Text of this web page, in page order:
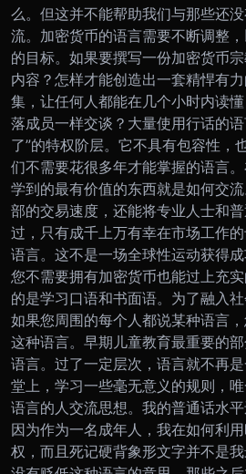
么。但这并不能帮助我们与那些还
流。加密货币的语言需要不断调整
的目标。 如果要撰写一份加密货币
内容？怎样才能创造出一套精悍有
集，让任何人都能在几个小时内读
落成员一样交谈？ 大量使用行话的
了”的特权阶层。它不具有包容性，
们不需要花很多年才能掌握的语言
学到的最有价值的东西就是如何交
部的交易速度，还能将专业人士和
过，只有成千上万有幸在市场工作
语言。这不是一场全球性运动获得成
您不需要拥有加密货币也能过上充
的是学习口语和书面语。为了融入社
如果您周围的每个人都说某种语言
这种语言。早期儿童教育最重要的
语言。过了一定层次，语言就不再
堂上，学习一些毫无意义的规则，
语言的人交流思想。 我的普通话水
因为作为一名成年人，我在如何利
权，而且死记硬背象形文字并不是